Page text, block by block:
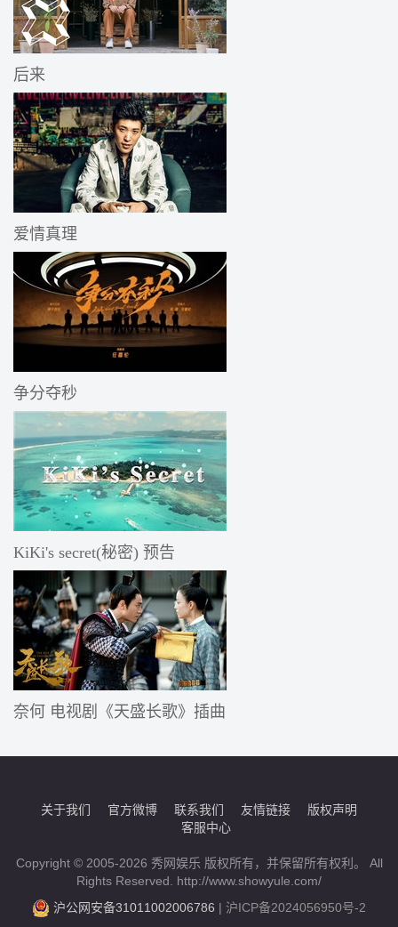
后来
爱情真理
争分夺秒
KiKi's secret(秘密) 预告
奈何 电视剧《天盛长歌》插曲
关于我们 官方微博 联系我们 友情链接
版权声明
客服中心
Copyright © 2005-2026 秀网娱乐 版权所有，并保留所有权利。 All
Rights Reserved. http://www.showyule.com/
沪公网安备31011002006786 | 沪ICP备2024056950号-2